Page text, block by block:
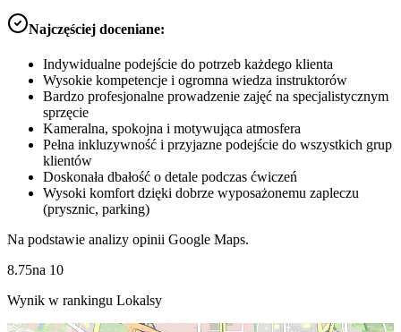
Najczęściej doceniane:
Indywidualne podejście do potrzeb każdego klienta
Wysokie kompetencje i ogromna wiedza instruktorów
Bardzo profesjonalne prowadzenie zajęć na specjalistycznym
sprzęcie
Kameralna, spokojna i motywująca atmosfera
Pełna inkluzywność i przyjazne podejście do wszystkich grup
klientów
Doskonała dbałość o detale podczas ćwiczeń
Wysoki komfort dzięki dobrze wyposażonemu zapleczu
(prysznic, parking)
Na podstawie analizy opinii Google Maps.
8.75na 10
Wynik w rankingu Lokalsy